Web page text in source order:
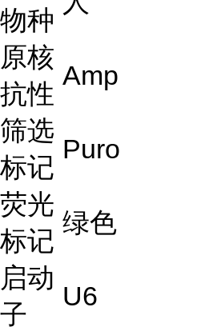
物种
原核
抗性
Amp
筛选
标记
Puro
荧光
标记
绿色
启动
子
U6